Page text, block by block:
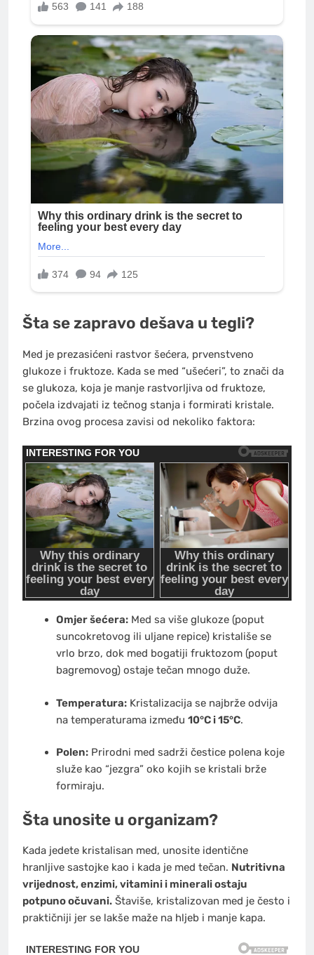
Šta se zapravo dešava u tegli?
Med je prezasićeni rastvor šećera, prvenstveno
glukoze i fruktoze. Kada se med “ušećeri”, to znači da
se glukoza, koja je manje rastvorljiva od fruktoze,
počela izdvajati iz tečnog stanja i formirati kristale.
Brzina ovog procesa zavisi od nekoliko faktora:
Omjer šećera:Med sa više glukoze (poput
suncokretovog ili uljane repice) kristališe se
vrlo brzo, dok med bogatiji fruktozom (poput
bagremovog) ostaje tečan mnogo duže.
Temperatura:Kristalizacija se najbrže odvija
na temperaturama između 10°C i 15°C.
Polen:Prirodni med sadrži čestice polena koje
služe kao “jezgra” oko kojih se kristali brže
formiraju.
Šta unosite u organizam?
Kada jedete kristalisan med, unosite identične
hranljive sastojke kao i kada je med tečan. Nutritivna
vrijednost, enzimi, vitamini i minerali ostaju
potpuno očuvani. Štaviše, kristalizovan med je često i
praktičniji jer se lakše maže na hljeb i manje kapa.